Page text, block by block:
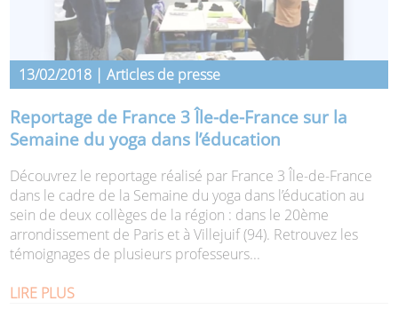
13/02/2018 | Articles de presse
Reportage de France 3 Île-de-France sur la
Semaine du yoga dans l’éducation
Découvrez le reportage réalisé par France 3 Île-de-France
dans le cadre de la Semaine du yoga dans l’éducation au
sein de deux collèges de la région : dans le 20ème
arrondissement de Paris et à Villejuif (94). Retrouvez les
témoignages de plusieurs professeurs...
LIRE PLUS